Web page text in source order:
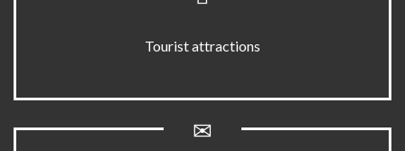
Tourist attractions